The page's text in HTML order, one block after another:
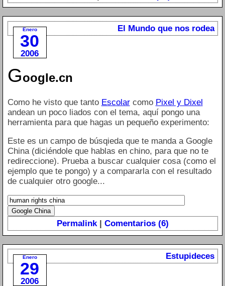
Enero
30
2006
El Mundo que nos rodea
Google.cn
Como he visto que tanto Escolarcomo Pixel y Dixel
andean un poco liados con el tema, aquí pongo una
herramienta para que hagas un pequeño experimento:
Este es un campo de búsqieda que te manda a Google
China (diciéndole que hablas en chino, para que no te
redireccione). Prueba a buscar cualquier cosa (como el
ejemplo que te pongo) y a compararla con el resultado
de cualquier otro google...
Permalink| Comentarios (6)
Enero
29
2006
Estupideces